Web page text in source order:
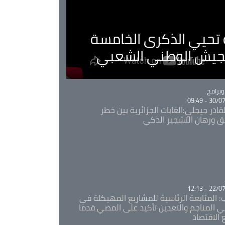
تحيي الذكرى الخامسة
الوطني الشعبي
30/07/
جيجلي:الغابات الجزائرية بين خطر
ورهان التشجير الذكي
22/07/
المتابعة الرئاسية للمشاريع المهيكلة في
المناجم والتعدين تأكيد على المضي قدما
الاقتصاد